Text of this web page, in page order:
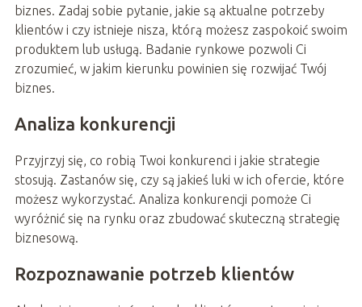
biznes. Zadaj sobie pytanie, jakie są aktualne potrzeby
klientów i czy istnieje nisza, którą możesz zaspokoić swoim
produktem lub usługą. Badanie rynkowe pozwoli Ci
zrozumieć, w jakim kierunku powinien się rozwijać Twój
biznes.
Analiza konkurencji
Przyjrzyj się, co robią Twoi konkurenci i jakie strategie
stosują. Zastanów się, czy są jakieś luki w ich ofercie, które
możesz wykorzystać. Analiza konkurencji pomoże Ci
wyróżnić się na rynku oraz zbudować skuteczną strategię
biznesową.
Rozpoznawanie potrzeb klientów